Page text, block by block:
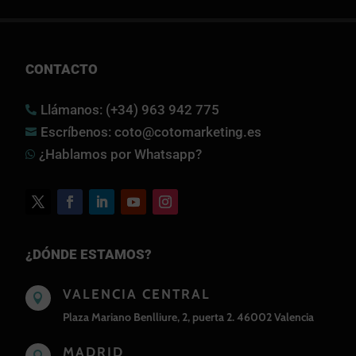
CONTACTO
 Llámanos: (+34) 963 942 775
 Escríbenos: coto@cotomarketing.es
 ¿Hablamos por Whatsapp?
¿DÓNDE ESTAMOS?
 VALENCIA CENTRAL
Plaza Mariano Benlliure, 2, puerta 2. 46002 Valencia
MADRID